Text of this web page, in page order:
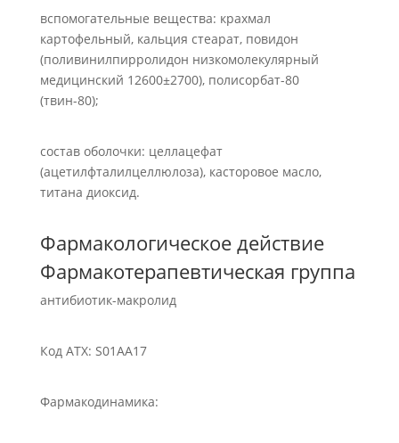
вспомогательные вещества: крахмал
картофельный, кальция стеарат, повидон
(поливинилпирролидон низкомолекулярный
медицинский 12600±2700), полисорбат-80
(твин-80);
состав оболочки: целлацефат
(ацетилфталилцеллюлоза), касторовое масло,
титана диоксид.
Фармакологическое действие
Фармакотерапевтическая группа
антибиотик-макролид
Код АТХ: S01AA17
Фармакодинамика: